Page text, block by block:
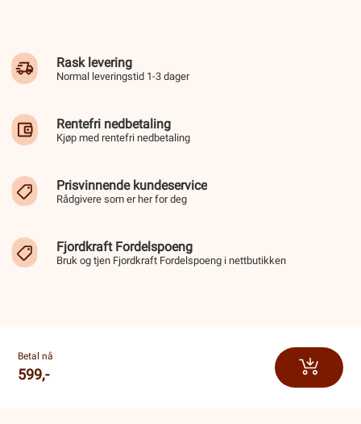
Rask levering
Normal leveringstid 1-3 dager
Rentefri nedbetaling
Kjøp med rentefri nedbetaling
Prisvinnende kundeservice
Rådgivere som er her for deg
Fjordkraft Fordelspoeng
Bruk og tjen Fjordkraft Fordelspoeng i nettbutikken
Betal nå
599,-